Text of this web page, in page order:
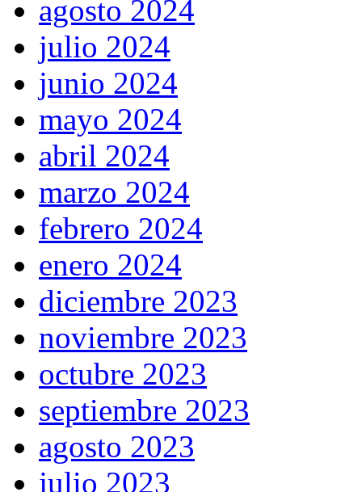
agosto 2024
julio 2024
junio 2024
mayo 2024
abril 2024
marzo 2024
febrero 2024
enero 2024
diciembre 2023
noviembre 2023
octubre 2023
septiembre 2023
agosto 2023
julio 2023